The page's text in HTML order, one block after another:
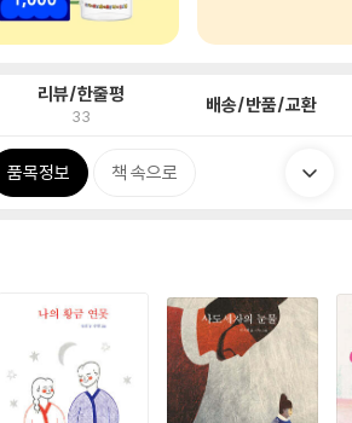
리뷰/한줄평
33 배송/반품/교환
품목정보 책 속으로